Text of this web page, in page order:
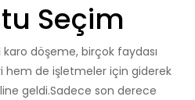
Seçim
döşeme, birçok faydası
hem de işletmeler için giderek
geldi.Sadece son derece